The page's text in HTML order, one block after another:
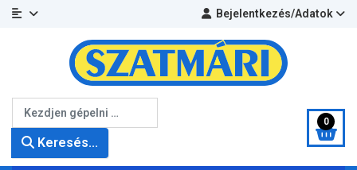
Bejelentkezés/Adatok
Keresés...
0